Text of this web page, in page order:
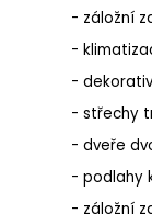
- záložní
-
-
- střechy
- dveře
- podlahy
- záložní